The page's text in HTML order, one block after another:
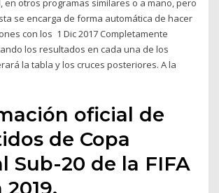
en otros programas similares o a mano, pero
se encarga de forma automática de hacer
con los 1 Dic 2017 Completamente
los resultados en cada una de los
la tabla y los cruces posteriores. A la
oficial de
de Copa
Sub-20 de la FIFA